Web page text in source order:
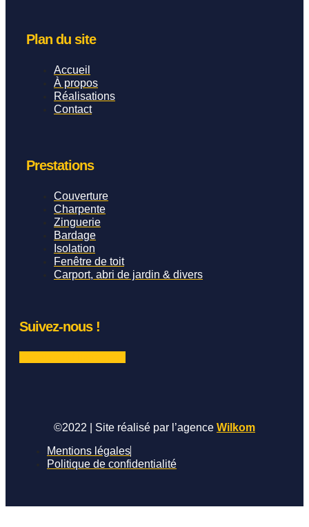
Plan du site
Accueil
À propos
Réalisations
Contact
Prestations
Couverture
Charpente
Zinguerie
Bardage
Isolation
Fenêtre de toit
Carport, abri de jardin & divers
Suivez-nous !
©2022 | Site réalisé par l’agence Wilkom
Mentions légales
Politique de confidentialité